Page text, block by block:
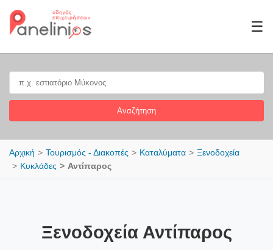
☰
Αναζήτηση
Αρχική Τουρισμός - Διακοπές Καταλύματα
Ξενοδοχεία
Κυκλάδες
Αντίπαρος
Ξενοδοχεία Αντίπαρος